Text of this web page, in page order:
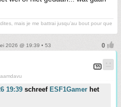
mais je me battrai jusqu’au bout pour que
2026 @ 19:39 • 53
19:39 schreef ESF1Gamer het